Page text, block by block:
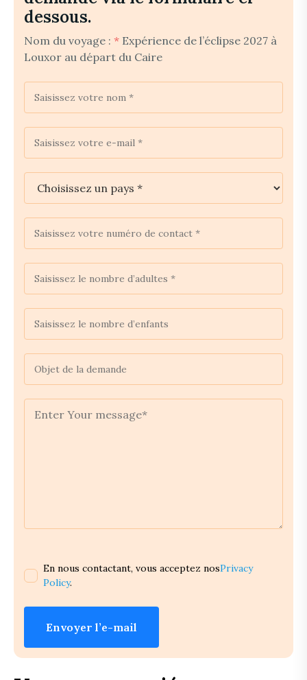
dessous.
Nom du voyage : * Expérience de l’éclipse 2027 à
Louxor au départ du Caire
En nous contactant, vous acceptez nosPrivacy
Policy.
Envoyer l’e-mail